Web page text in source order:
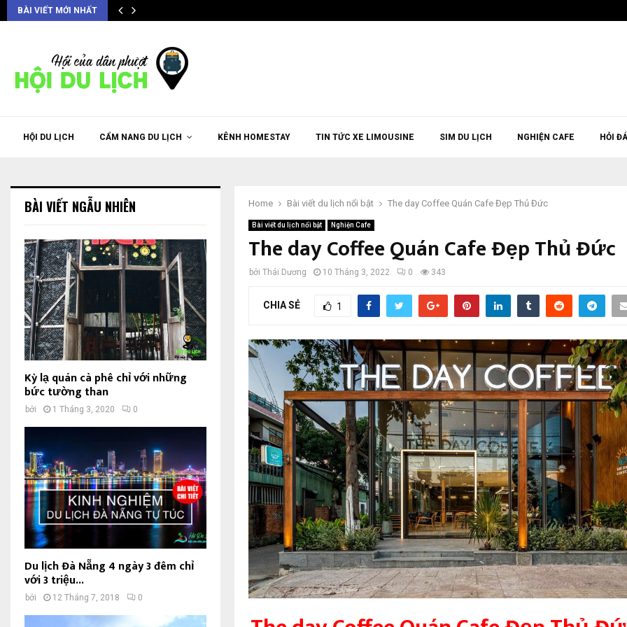
BÀI VIẾT MỚI NHẤT
HỘI DU LỊCH CẨM NANG DU LỊCH KÊNH HOMESTAY TIN TỨC XE LIMOUSINE SIM DU LỊCH NGHIỆN CAFE HỎI
Home Bài viết du lịch nổi bật The day Coffee Quán Cafe Đẹp Thủ Đức
Bài viết du lịch nổi bật Nghiện Cafe
The day Coffee Quán Cafe Đẹp Thủ Đức
bởi Thái Dương 10 Tháng 3, 2022 0 343
CHIA SẺ 1
BÀI VIẾT NGẪU NHIÊN
Kỳ lạ quán cà phê chỉ với những
bức tường than
bởi 1 Tháng 3, 2020 0
Du lịch Đà Nẵng 4 ngày 3 đêm chỉ
với 3 triệu...
bởi 12 Tháng 7, 2018 0